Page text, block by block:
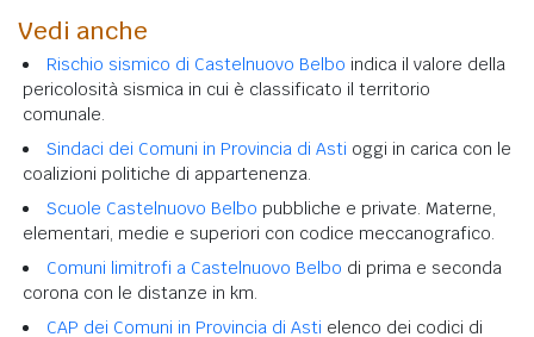
Vedi anche
Rischio sismico di Castelnuovo Belbo indica il valore della
pericolosità sismica in cui è classificato il territorio
comunale.
Sindaci dei Comuni in Provincia di Asti oggi in carica con le
coalizioni politiche di appartenenza.
Scuole Castelnuovo Belbo pubbliche e private. Materne,
elementari, medie e superiori con codice meccanografico.
Comuni limitrofi a Castelnuovo Belbo di prima e seconda
corona con le distanze in km.
CAP dei Comuni in Provincia di Asti elenco dei codici di